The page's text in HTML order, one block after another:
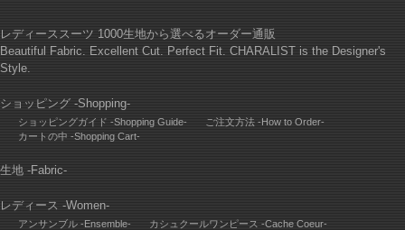
レディーススーツ 1000生地から選べるオーダー通販
Beautiful Fabric. Excellent Cut. Perfect Fit. CHARALIST is the Designer's
Style.
ショッピング -Shopping-
ショッピングガイド -Shopping Guide-
ご注文方法 -How to Order-
カートの中 -Shopping Cart-
生地 -Fabric-
レディース -Women-
アンサンブル -Ensemble- カシュクールワンピース -Cache Coeur-